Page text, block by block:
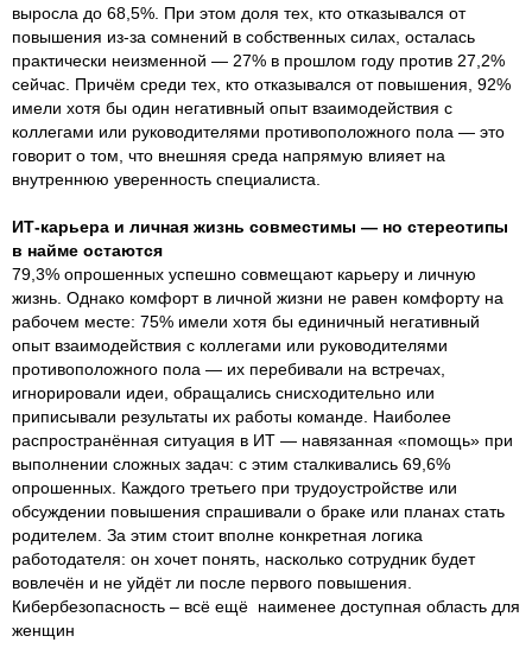
выросла до 68,5%. При этом доля тех, кто отказывался от
повышения из-за сомнений в собственных силах, осталась
практически неизменной — 27% в прошлом году против 27,2%
сейчас. Причём среди тех, кто отказывался от повышения, 92%
имели хотя бы один негативный опыт взаимодействия с
коллегами или руководителями противоположного пола — это
говорит о том, что внешняя среда напрямую влияет на
внутреннюю уверенность специалиста.
ИТ-карьера и личная жизнь совместимы — но стереотипы
в найме остаются
79,3% опрошенных успешно совмещают карьеру и личную
жизнь. Однако комфорт в личной жизни не равен комфорту на
рабочем месте: 75% имели хотя бы единичный негативный
опыт взаимодействия с коллегами или руководителями
противоположного пола — их перебивали на встречах,
игнорировали идеи, обращались снисходительно или
приписывали результаты их работы команде. Наиболее
распространённая ситуация в ИТ — навязанная «помощь» при
выполнении сложных задач: с этим сталкивались 69,6%
опрошенных. Каждого третьего при трудоустройстве или
обсуждении повышения спрашивали о браке или планах стать
родителем. За этим стоит вполне конкретная логика
работодателя: он хочет понять, насколько сотрудник будет
вовлечён и не уйдёт ли после первого повышения.
Кибербезопасность – всё ещё наименее доступная область для
женщин